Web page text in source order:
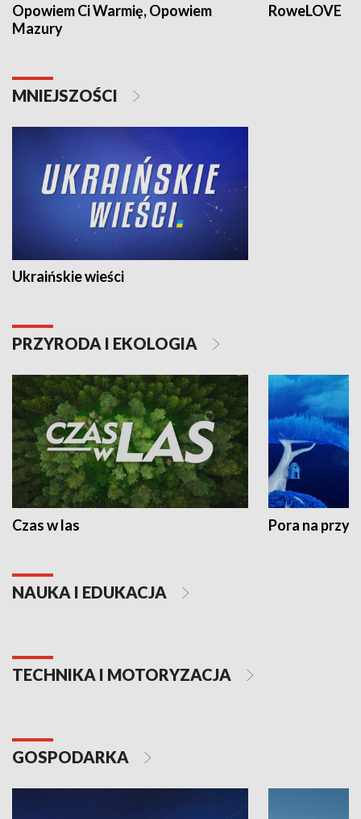
Opowiem Ci Warmię, Opowiem
Mazury
RoweLOVE
MNIEJSZOŚCI
Ukraińskie wieści
PRZYRODA I EKOLOGIA
Czas w las Pora na
NAUKA I EDUKACJA
TECHNIKA I MOTORYZACJA
GOSPODARKA